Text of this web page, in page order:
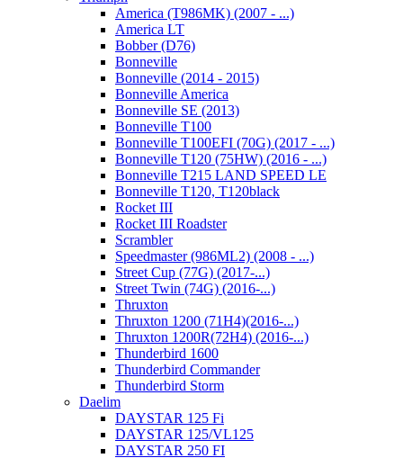
America (T986MK) (2007 - ...)
America LT
Bobber (D76)
Bonneville
Bonneville (2014 - 2015)
Bonneville America
Bonneville SE (2013)
Bonneville T100
Bonneville T100EFI (70G) (2017 - ...)
Bonneville T120 (75HW) (2016 - ...)
Bonneville T215 LAND SPEED LE
Bonneville T120, T120black
Rocket III
Rocket III Roadster
Scrambler
Speedmaster (986ML2) (2008 - ...)
Street Cup (77G) (2017-...)
Street Twin (74G) (2016-...)
Thruxton
Thruxton 1200 (71H4)(2016-...)
Thruxton 1200R(72H4) (2016-...)
Thunderbird 1600
Thunderbird Commander
Thunderbird Storm
Daelim
DAYSTAR 125 Fi
DAYSTAR 125/VL125
DAYSTAR 250 FI